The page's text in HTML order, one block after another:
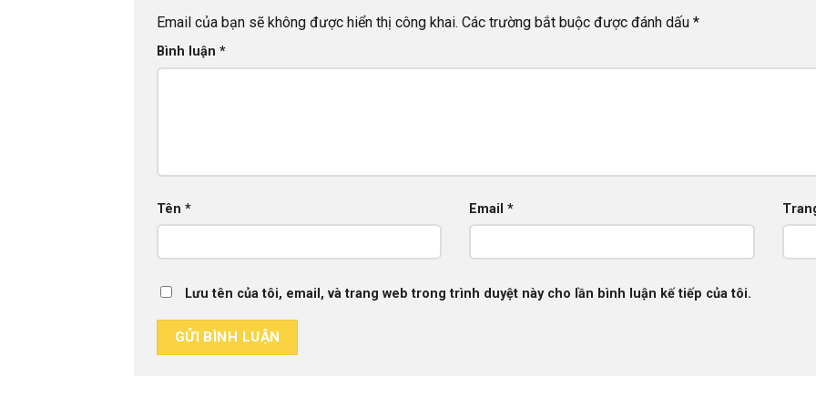
Email của bạn sẽ không được hiển thị công khai. Các trường bắt buộc được đánh dấu *
Bình luận *
Tên * Email*
Lưu tên của tôi, email, và trang web trong trình duyệt này cho lần bình luận kế tiếp của tôi.